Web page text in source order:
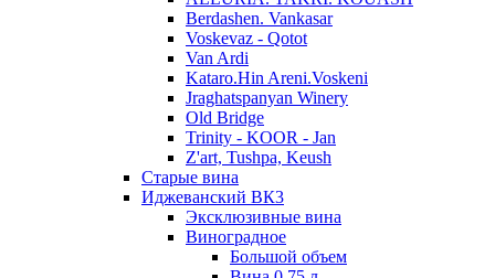
Berdashen. Vankasar
Voskevaz - Qotot
Van Ardi
Kataro.Hin Areni.Voskeni
Jraghatspanyan Winery
Old Bridge
Trinity - KOOR - Jan
Z'art, Tushpa, Keush
Старые вина
Иджеванский ВК3
Эксклюзивные вина
Виноградное
Большой объем